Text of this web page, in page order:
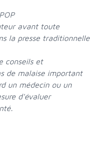
avant toute
la presse traditionnelle
conseils et
de malaise important
un médecin ou un
d'évaluer